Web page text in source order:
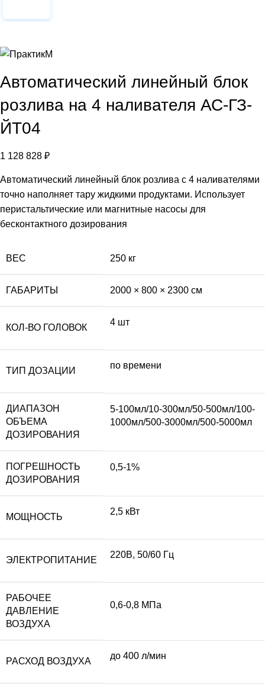
Автоматический линейный блок
розлива на 4 наливателя АС-ГЗ-
ЙТ04
1 128 828 ₽
Автоматический линейный блок розлива с 4 наливателями
точно наполняет тару жидкими продуктами. Использует
перистальтические или магнитные насосы для
бесконтактного дозирования
ВЕС 250 кг
ГАБАРИТЫ 2000 × 800 × 2300 см
КОЛ-ВО ГОЛОВОК
4 шт
ТИП ДОЗАЦИИ
по времени
​ДИАПАЗОН
ОБЪЕМА
ДОЗИРОВАНИЯ
5-100мл/10-300мл/50-500мл/100-
1000мл/500-3000мл/500-5000мл
​ПОГРЕШНОСТЬ
ДОЗИРОВАНИЯ
0,5-1%
МОЩНОСТЬ
2,5 кВт
ЭЛЕКТРОПИТАНИЕ
220В, 50/60 Гц
​РАБОЧЕЕ
ДАВЛЕНИЕ
ВОЗДУХА
0,6-0,8 МПа
РАСХОД ВОЗДУХА
до 400 л/мин